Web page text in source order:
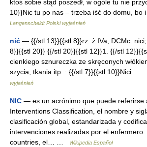
ktoś sobie stąd poszedł, w ogóle tu nie
10}}Nic tu po nas – trzeba iść do domu,
Langenscheidt Polski wyjaśnień
nić — {{/stl 13}}{{stl 8}}rz. ż IVa, DCMc.
8}}{{stl 20}} {{/stl 20}}{{stl 12}}1. {{/stl
cienkiego sznureczka ze skręconych
szycia, tkania itp. : {{/stl 7}}{{stl 10}}Nici…
wyjaśnień
NIC — es un acrónimo que puede referirse
Interventions Classification, el nombre y
clasificación global, estandarizada y
intervenciones realizadas por el enfermero.
countries, el… …
Wikipedia Español